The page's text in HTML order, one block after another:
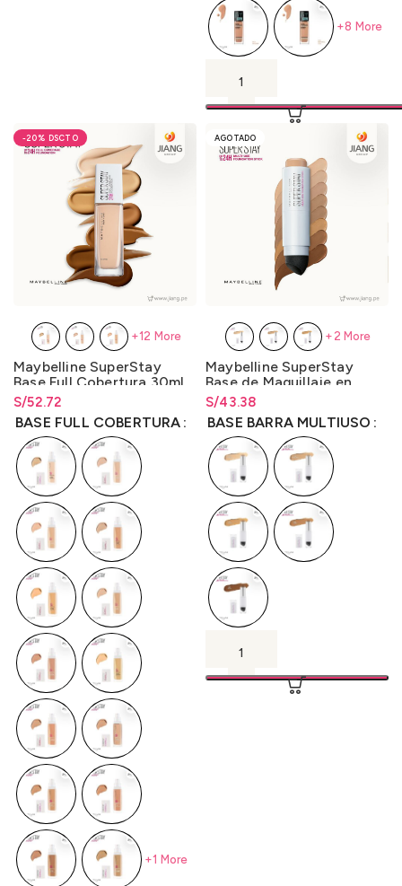
+8 More
-20%
Maybelline SuperStay
Base Full Cobertura 30ml.
S/52.72
Rango de precios: desde
S/52.72hastaS/52.72
BASE FULL COBERTURA
+1 More
+12 More
AGOTADO
Maybelline SuperStay
Base de Maquillaje en
Barra Multiuso 7g.
S/43.38
Rango de precios: desde
S/43.38hastaS/ 43.38
BASE BARRA MULTIUSO
+2 More